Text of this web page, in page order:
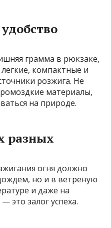
грамма в рюкзаке,
компактные и
розжига. Не
материалы,
на природе.
разных
огня должно
но и в ветреную
и даже на
это залог успеха.